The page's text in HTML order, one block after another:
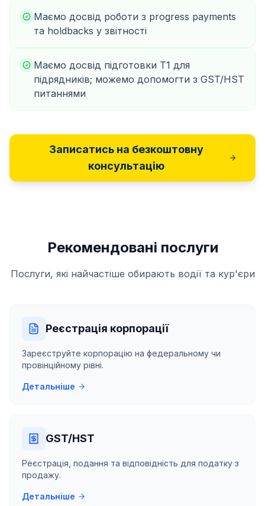
Маємо досвід роботи з progress payments
та holdbacks у звітності
Маємо досвід підготовки T1 для
підрядників; можемо допомогти з GST/HST
питаннями
Записатись на безкоштовну
консультацію
Рекомендовані послуги
Послуги, які найчастіше обирають водії та кур'єри
Реєстрація корпорації
Зареєструйте корпорацію на федеральному чи
провінційному рівні.
Детальніше
GST/HST
Реєстрація, подання та відповідність для податку з
продажу.
Детальніше